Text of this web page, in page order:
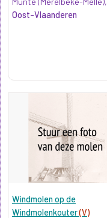
Oost-Vlaanderen
Windmolen op de
Windmolenkouter(V)